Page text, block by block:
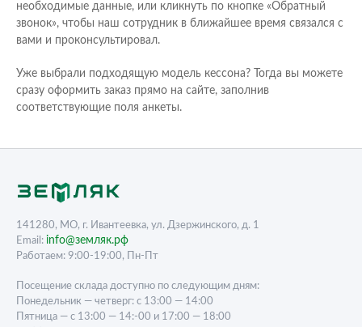
необходимые данные, или кликнуть по кнопке «Обратный
звонок», чтобы наш сотрудник в ближайшее время связался с
вами и проконсультировал.
Уже выбрали подходящую модель кессона? Тогда вы можете
сразу оформить заказ прямо на сайте, заполнив
соответствующие поля анкеты.
141280, МО, г. Ивантеевка, ул. Дзержинского, д. 1
Email: info@земляк.рф
Работаем: 9:00-19:00, Пн-Пт
Посещение склада доступно по следующим дням:
Понедельник — четверг: с 13:00 — 14:00
Пятница — с 13:00 — 14:-00 и 17:00 — 18:00